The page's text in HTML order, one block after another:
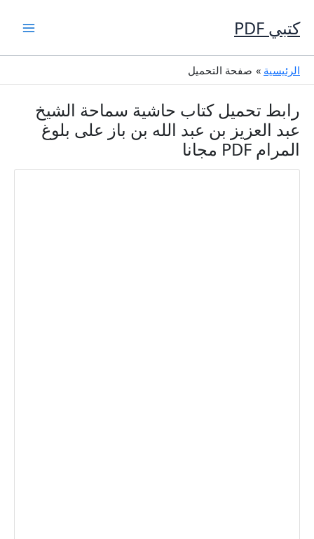
إلى
المحتوى
كتبي PDF
الرئيسية صفحة التحميل
رابط تحميل كتاب حاشية سماحة الشيخ
عبد العزيز بن عبد الله بن باز على بلوغ
المرام PDF مجانا